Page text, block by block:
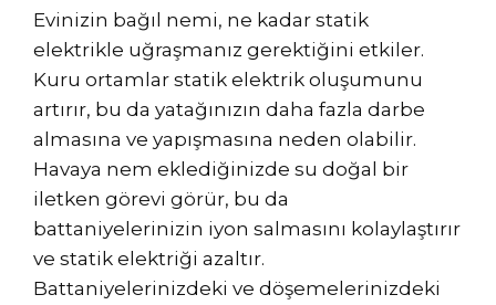
Evinizin bağıl nemi, ne kadar statik
elektrikle uğraşmanız gerektiğini etkiler.
Kuru ortamlar statik elektrik oluşumunu
artırır, bu da yatağınızın daha fazla darbe
almasına ve yapışmasına neden olabilir.
Havaya nem eklediğinizde su doğal bir
iletken görevi görür, bu da
battaniyelerinizin iyon salmasını kolaylaştırır
ve statik elektriği azaltır.
Battaniyelerinizdeki ve döşemelerinizdeki